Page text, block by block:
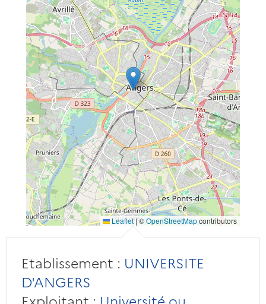
Leaflet|©OpenStreetMapcontributors
Etablissement : UNIVERSITE
D'ANGERS